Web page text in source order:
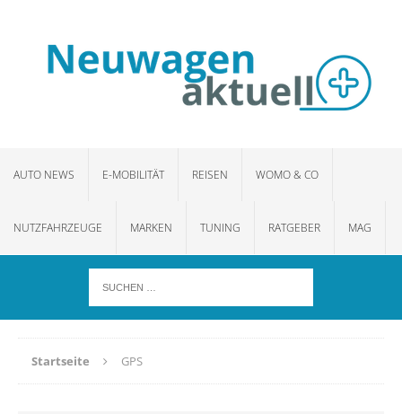
AUTO NEWS E-MOBILITÄT REISEN WOMO & CO
NUTZFAHRZEUGE MARKEN TUNING RATGEBER MAG
Startseite GPS